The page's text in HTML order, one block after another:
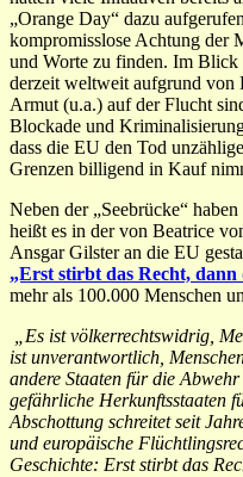
„Orange Day“ dazu
kompromisslose Achtung der
und Worte zu finden. Im
derzeit weltweit aufgrund von
Armut (u.a.) auf der Flucht
Blockade und
dass die EU den Tod
Grenzen billigend in Kauf
Neben der „Seebrücke“
heißt es in der von Beatrice
Ansgar Gilster an die EU
„Erst stirbt das Recht, dann
mehr als 100.000 Menschen
„Es ist völkerrechtswidrig,
ist unverantwortlich,
andere Staaten für die
gefährliche Herkunftsstaaten
Abschottung schreitet seit
und europäische
Geschichte: Erst stirbt das